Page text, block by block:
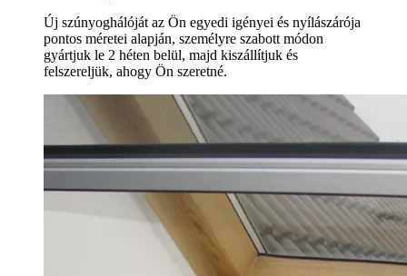
Új szúnyoghálóját az Ön egyedi igényei és nyílászárója
pontos méretei alapján, személyre szabott módon
gyártjuk le 2 héten belül, majd kiszállítjuk és
felszereljük, ahogy Ön szeretné.